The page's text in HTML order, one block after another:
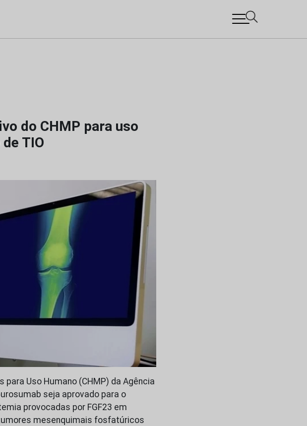
do CHMP para uso
TIO
Uso Humano (CHMP) da Agência
seja aprovado para o
provocadas por FGF23 em
mesenquimais fosfatúricos